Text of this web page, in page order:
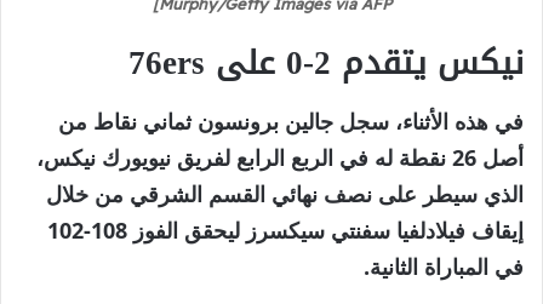
نيكس يتقدم 2-0 على 76ers
في هذه الأثناء، سجل جالين برونسون ثماني نقاط من
أصل 26 نقطة له في الربع الرابع لفريق نيويورك نيكس،
الذي سيطر على نصف نهائي القسم الشرقي من خلال
إيقاف فيلادلفيا سفنتي سيكسرز ليحقق الفوز 108-102
في المباراة الثانية.